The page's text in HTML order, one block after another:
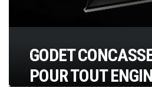
GODET
POUR TOUT ENGIN